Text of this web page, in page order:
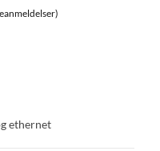
ethernet